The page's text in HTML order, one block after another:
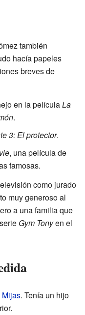
también
hacía papeles
breves de
en la películaLa
.
3: El protector.
, una película de
famosas.
como jurado
muy generoso al
a una familia que
Gym Tonyen el
Mijas. Tenía un hijo